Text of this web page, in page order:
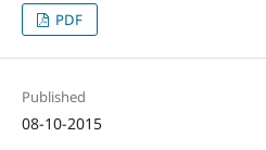
PDF
Published
08-10-2015